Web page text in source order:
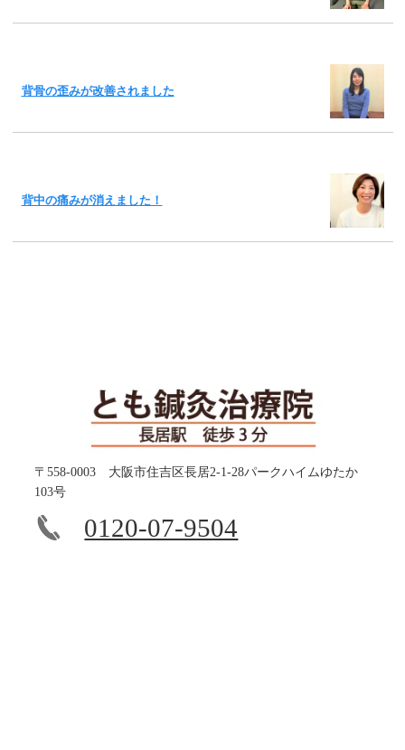
背骨の歪みが改善されました
背中の痛みが消えました！
〒558-0003 大阪市住吉区長居2-1-28パークハイムゆたか
103号
0120-07-9504